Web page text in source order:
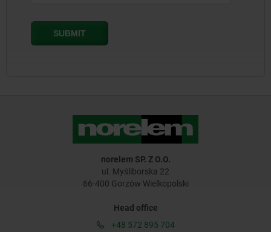
norelem SP. Z O.O.
ul. Myśliborska 22
66-400 Gorzów Wielkopolski
Head office
+48 572 895 704